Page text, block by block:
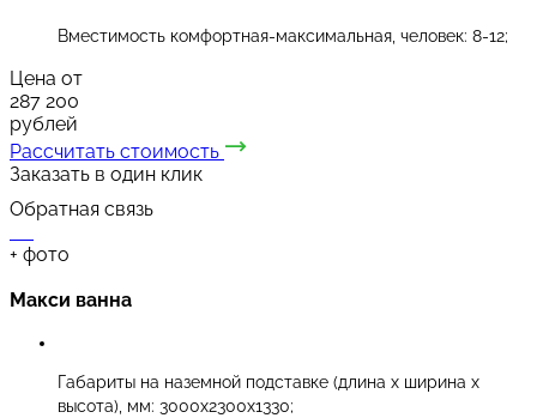
Вместимость комфортная-максимальная, человек: 8-12;
Цена от
287 200
рублей
Рассчитать стоимость
Заказать в один клик
Обратная связь
+ фото
Макси ванна
Габариты на наземной подставке (длина х ширина х
высота), мм: 3000х2300х1330;